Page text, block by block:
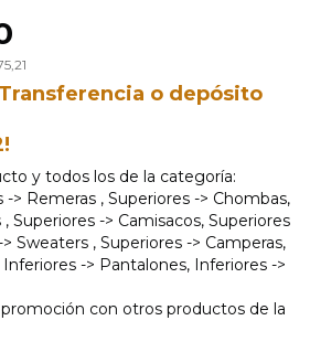
Transferencia o depósito
y todos los de la categoría:
-> Remeras , Superiores -> Chombas,
Superiores -> Camisacos, Superiores
Sweaters , Superiores -> Camperas,
-> Pantalones, Inferiores ->
con otros productos de la